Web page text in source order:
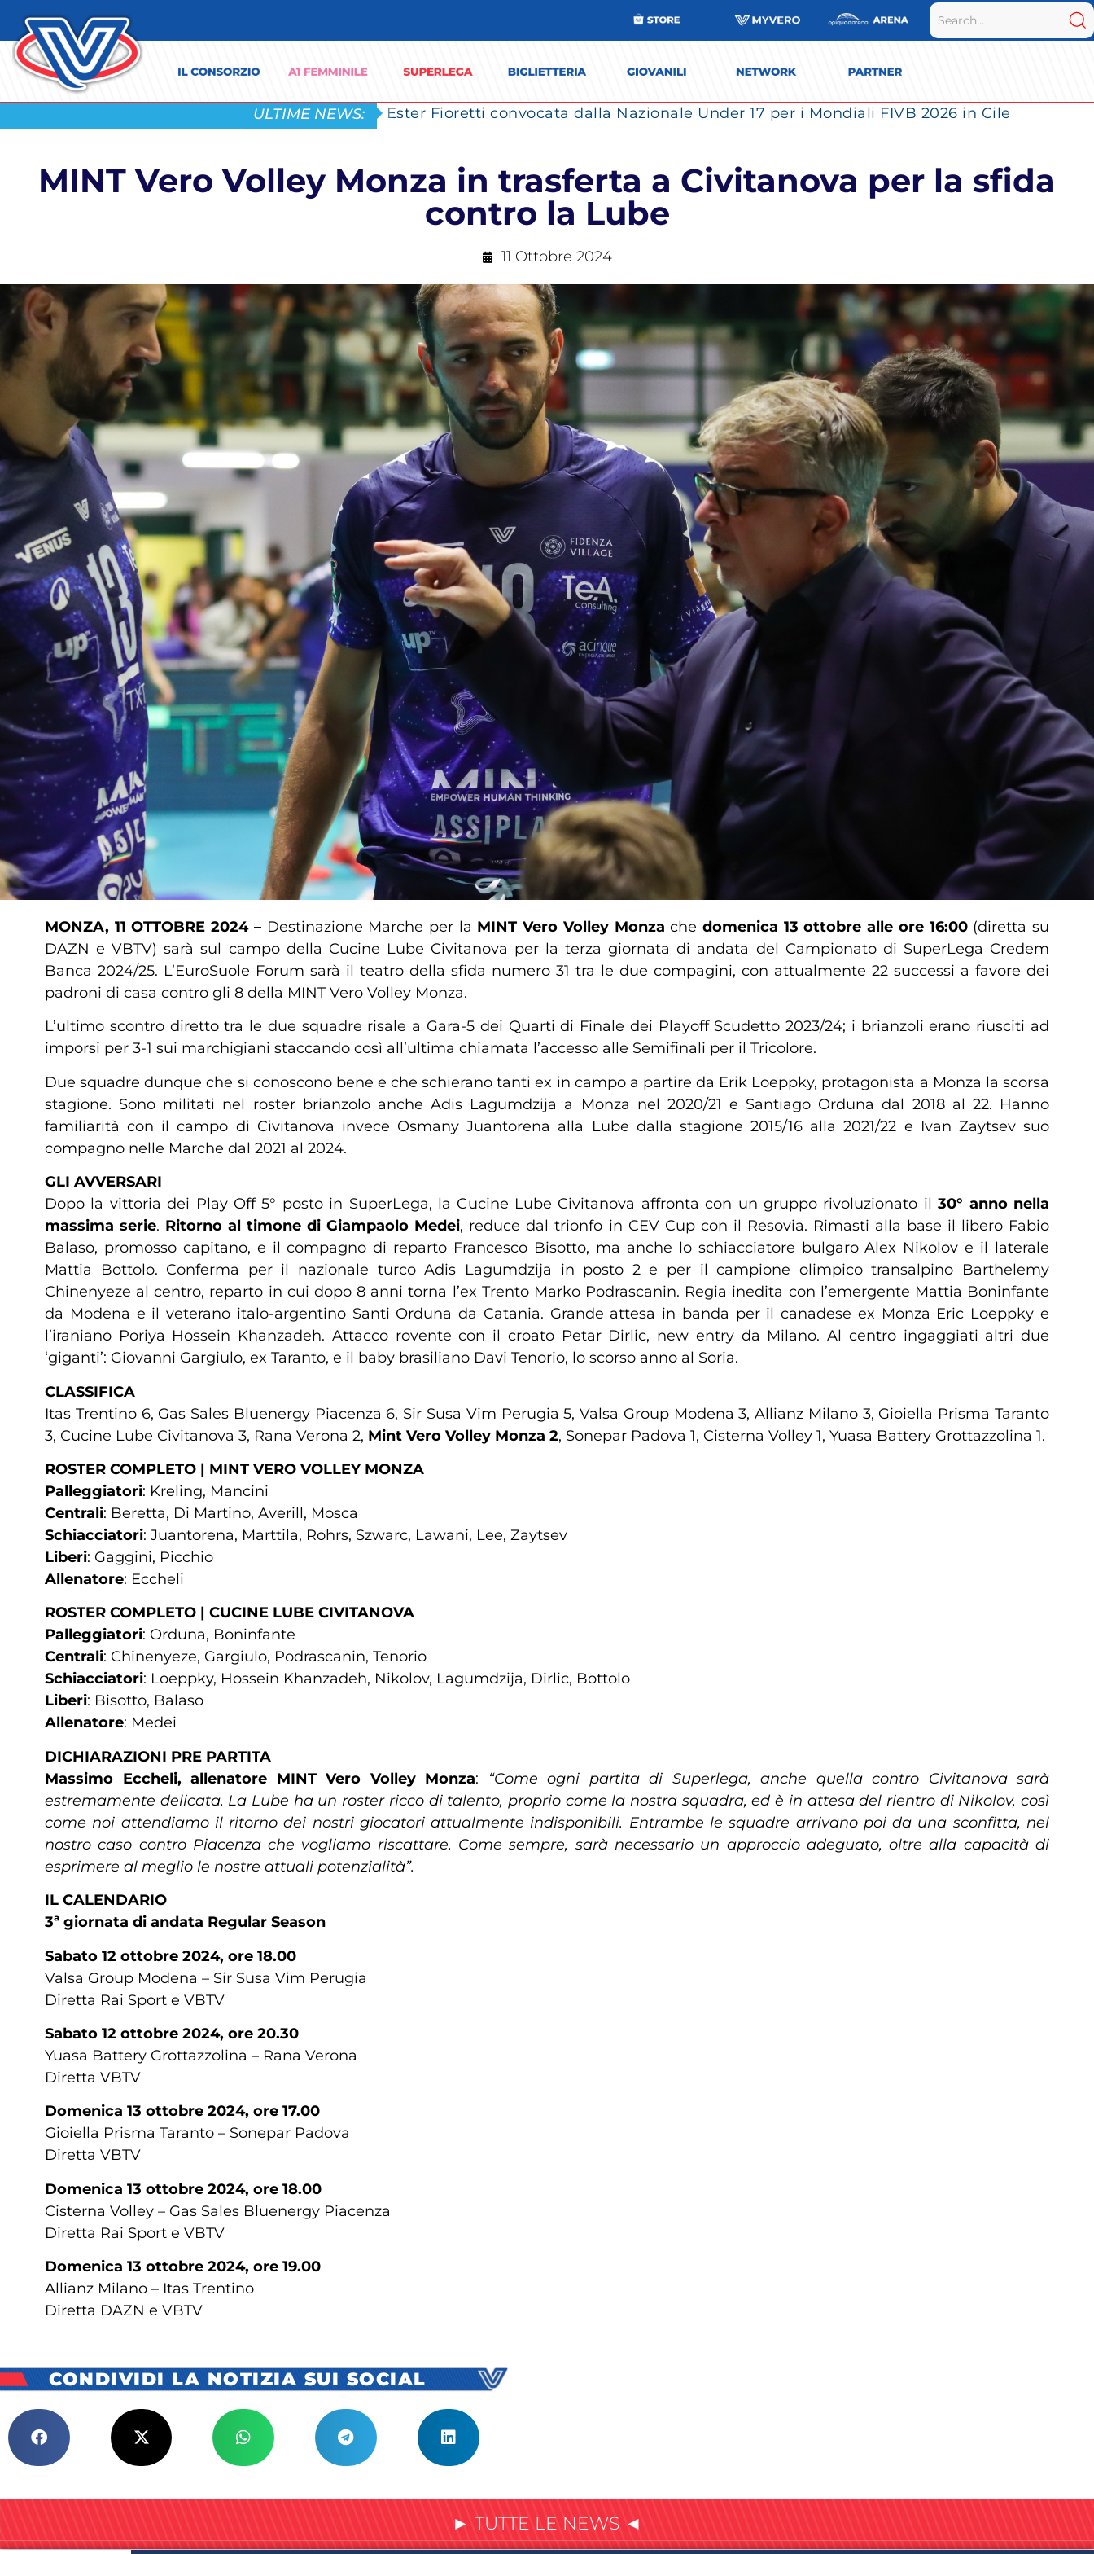
ULTIME NEWS: Ester Fioretti convocata dalla Nazionale Under 17 per i Mondiali FIVB 2026 in Cile
MINT Vero Volley Monza in trasferta a Civitanova per la sfida
contro la Lube
11 Ottobre 2024
MONZA, 11 OTTOBRE 2024 –Destinazione Marche per la MINT Vero Volley Monza chedomenica 13 ottobre alle ore 16:00(diretta su
DAZN e VBTV) sarà sul campo della Cucine Lube Civitanova per la terza giornata di andata del Campionato di SuperLega Credem
Banca 2024/25. L’EuroSuole Forum sarà il teatro della sfida numero 31 tra le due compagini, con attualmente 22 successi a favore dei
padroni di casa contro gli 8 della MINT Vero Volley Monza.
L’ultimo scontro diretto tra le due squadre risale a Gara-5 dei Quarti di Finale dei Playoff Scudetto 2023/24; i brianzoli erano riusciti ad
imporsi per 3-1 sui marchigiani staccando così all’ultima chiamata l’accesso alle Semifinali per il Tricolore.
Due squadre dunque che si conoscono bene e che schierano tanti ex in campo a partire da Erik Loeppky, protagonista a Monza la scorsa
stagione. Sono militati nel roster brianzolo anche Adis Lagumdzija a Monza nel 2020/21 e Santiago Orduna dal 2018 al 22. Hanno
familiarità con il campo di Civitanova invece Osmany Juantorena alla Lube dalla stagione 2015/16 alla 2021/22 e Ivan Zaytsev suo
compagno nelle Marche dal 2021 al 2024.
GLI AVVERSARI
Dopo la vittoria dei Play Off 5° posto in SuperLega, la Cucine Lube Civitanova affronta con un gruppo rivoluzionato il30° anno nella
massima serie. Ritorno al timone di Giampaolo Medei, reduce dal trionfo in CEV Cup con il Resovia. Rimasti alla base il libero Fabio
Balaso, promosso capitano, e il compagno di reparto Francesco Bisotto, ma anche lo schiacciatore bulgaro Alex Nikolov e il laterale
Mattia Bottolo. Conferma per il nazionale turco Adis Lagumdzija in posto 2 e per il campione olimpico transalpino Barthelemy
Chinenyeze al centro, reparto in cui dopo 8 anni torna l’ex Trento Marko Podrascanin. Regia inedita con l’emergente Mattia Boninfante
da Modena e il veterano italo-argentino Santi Orduna da Catania. Grande attesa in banda per il canadese ex Monza Eric Loeppky e
l’iraniano Poriya Hossein Khanzadeh. Attacco rovente con il croato Petar Dirlic, new entry da Milano. Al centro ingaggiati altri due
‘giganti’: Giovanni Gargiulo, ex Taranto, e il baby brasiliano Davi Tenorio, lo scorso anno al Soria.
CLASSIFICA
Itas Trentino 6, Gas Sales Bluenergy Piacenza 6, Sir Susa Vim Perugia 5, Valsa Group Modena 3, Allianz Milano 3, Gioiella Prisma Taranto
3, Cucine Lube Civitanova 3, Rana Verona 2, Mint Vero Volley Monza 2, Sonepar Padova 1, Cisterna Volley 1, Yuasa Battery Grottazzolina 1.
ROSTER COMPLETO | MINT VERO VOLLEY MONZA
Palleggiatori: Kreling, Mancini
Centrali: Beretta, Di Martino, Averill, Mosca
Schiacciatori: Juantorena, Marttila, Rohrs, Szwarc, Lawani, Lee, Zaytsev
Liberi: Gaggini, Picchio
Allenatore: Eccheli
ROSTER COMPLETO | CUCINE LUBE CIVITANOVA
Palleggiatori: Orduna, Boninfante
Centrali: Chinenyeze, Gargiulo, Podrascanin, Tenorio
Schiacciatori: Loeppky, Hossein Khanzadeh, Nikolov, Lagumdzija, Dirlic, Bottolo
Liberi: Bisotto, Balaso
Allenatore: Medei
DICHIARAZIONI PRE PARTITA
Massimo Eccheli, allenatore MINT Vero Volley Monza:
“Come ogni partita di Superlega, anche quella contro Civitanova sarà
estremamente delicata. La Lube ha un roster ricco di talento, proprio come la nostra squadra, ed è in attesa del rientro di Nikolov, così
come noi attendiamo il ritorno dei nostri giocatori attualmente indisponibili. Entrambe le squadre arrivano poi da una sconfitta, nel
nostro caso contro Piacenza che vogliamo riscattare. Come sempre, sarà necessario un approccio adeguato, oltre alla capacità di
esprimere al meglio le nostre attuali potenzialità”.
IL CALENDARIO
3ª giornata di andata Regular Season
Sabato 12 ottobre 2024, ore 18.00
Valsa Group Modena – Sir Susa Vim Perugia
Diretta Rai Sport e VBTV
Sabato 12 ottobre 2024, ore 20.30
Yuasa Battery Grottazzolina – Rana Verona
Diretta VBTV
Domenica 13 ottobre 2024, ore 17.00
Gioiella Prisma Taranto – Sonepar Padova
Diretta VBTV
Domenica 13 ottobre 2024, ore 18.00
Cisterna Volley – Gas Sales Bluenergy Piacenza
Diretta Rai Sport e VBTV
Domenica 13 ottobre 2024, ore 19.00
Allianz Milano – Itas Trentino
Diretta DAZN e VBTV
CONDIVIDI LA NOTIZIA SUI SOCIAL
► TUTTE LE NEWS ◄